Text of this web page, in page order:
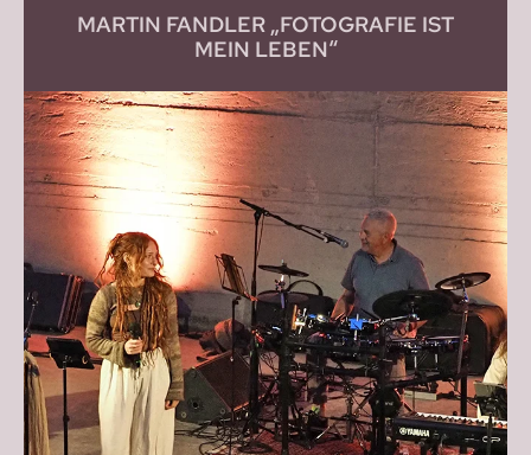
MARTIN FANDLER „FOTOGRAFIE IST
MEIN LEBEN“